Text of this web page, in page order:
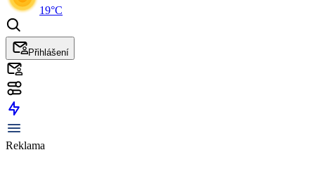
19°C
Přihlášení
Reklama